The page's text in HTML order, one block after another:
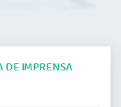
DE IMPRENSA